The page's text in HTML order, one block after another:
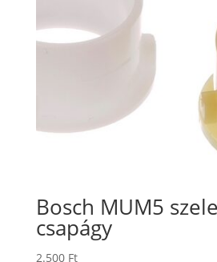
Bosch MUM5
csapágy
2.500 Ft